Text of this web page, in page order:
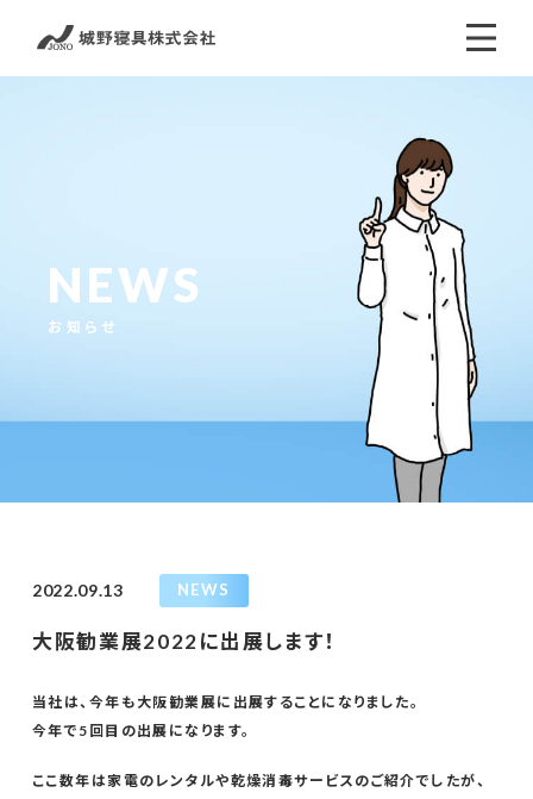
NEWS
お知らせ
2022.09.13 NEWS
大阪勧業展2022に出展します！
当社は、今年も大阪勧業展に出展することになりました。
今年で5回目の出展になります。
ここ数年は家電のレンタルや乾燥消毒サービスのご紹介でしたが、